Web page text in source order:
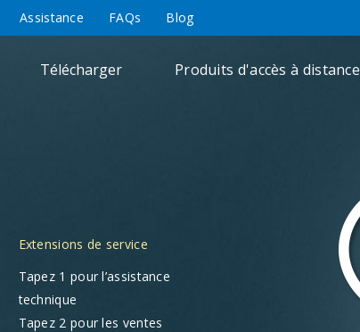
Assistance FAQs Blog
Télécharger Produits d'accès à distance
Extensions de service
Tapez 1 pour l’assistance
technique
Tapez 2 pour les ventes